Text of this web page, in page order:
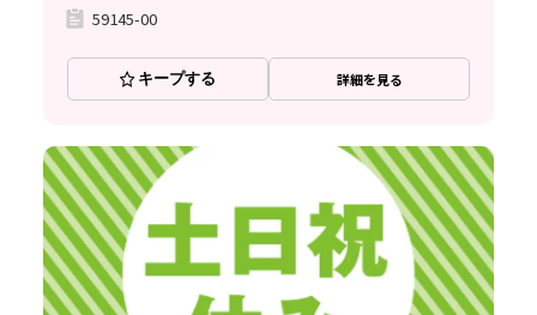
59145-00
キープする 詳細を見る